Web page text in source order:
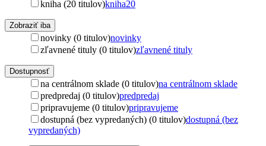
kniha (20 titulov)kniha20
Zobraziť iba
novinky (0 titulov)novinky
zľavnené tituly (0 titulov)zľavnené tituly
Dostupnosť
na centrálnom sklade (0 titulov)na centrálnom sklade
predpredaj (0 titulov)predpredaj
pripravujeme (0 titulov)pripravujeme
dostupná (bez vypredaných) (0 titulov)dostupná (bez
vypredaných)